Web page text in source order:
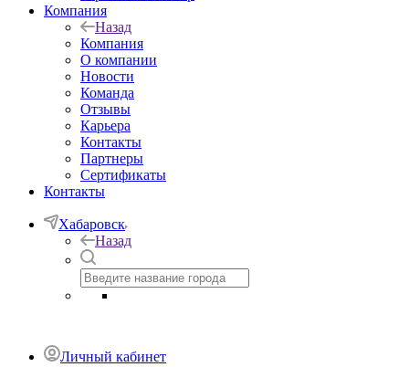
Компания
Назад
Компания
О компании
Новости
Команда
Отзывы
Карьера
Контакты
Партнеры
Сертификаты
Контакты
Хабаровск
Назад
Личный кабинет